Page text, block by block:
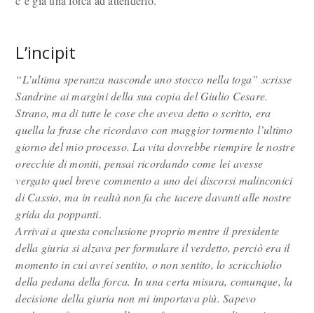
L’incipit
“L’ultima speranza nasconde uno stocco nella toga” scrisse
Sandrine ai margini della sua copia del Giulio Cesare.
Strano, ma di tutte le cose che aveva detto o scritto, era
quella la frase che ricordavo con maggior tormento l’ultimo
giorno del mio processo. La vita dovrebbe riempire le nostre
orecchie di moniti, pensai ricordando come lei avesse
vergato quel breve commento a uno dei discorsi malinconici
di Cassio, ma in realtà non fa che tacere davanti alle nostre
grida da poppanti.
Arrivai a questa conclusione proprio mentre il presidente
della giuria si alzava per formulare il verdetto, perciò era il
momento in cui avrei sentito, o non sentito, lo scricchiolio
della pedana della forca. In una certa misura, comunque, la
decisione della giuria non mi importava più. Sapevo